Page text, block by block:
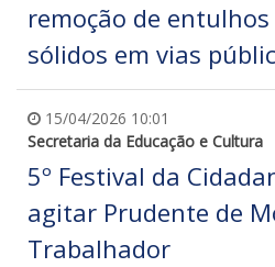
remoção de
sólidos em vias
15/04/2026 10:01
Secretaria da Educação e Cultura
5º Festival da
agitar Prudente de
Trabalhador